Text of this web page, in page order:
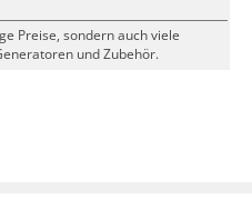
Preise, sondern auch viele
und Zubehör.